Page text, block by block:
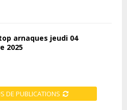
arnaques jeudi 04
2025
DE PUBLICATIONS